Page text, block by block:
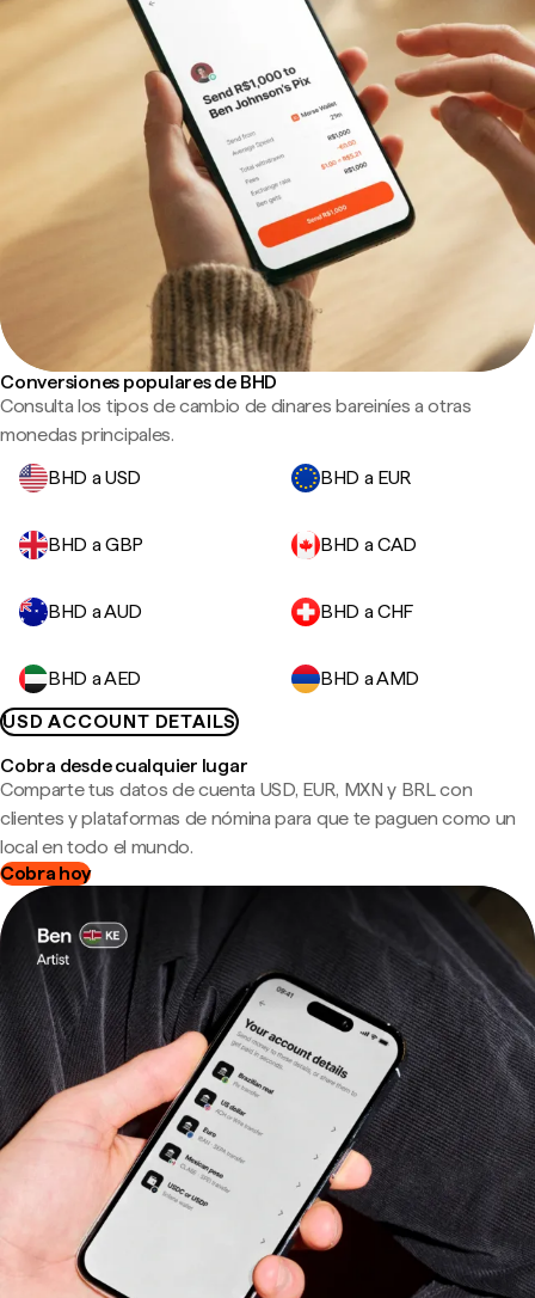
Conversiones populares de BHD
Consulta los tipos de cambio de dinares bareiníes a otras
monedas principales.
BHD a USD
BHD a EUR
BHD a GBP BHD a CAD
BHD a AUD BHD a CHF
BHD a AED
BHD a AMD
USD ACCOUNT DETAILS
Cobra desde cualquier lugar
Comparte tus datos de cuenta USD, EUR, MXN y BRL con
clientes y plataformas de nómina para que te paguen como un
local en todo el mundo.
Cobra hoy